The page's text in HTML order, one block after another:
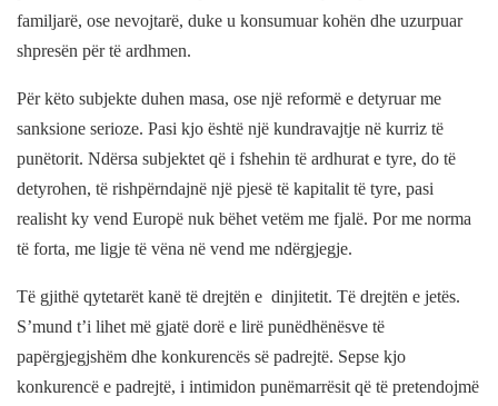
familjarë, ose nevojtarë, duke u konsumuar kohën dhe uzurpuar
shpresën për të ardhmen.
Për këto subjekte duhen masa, ose një reformë e detyruar me
sanksione serioze. Pasi kjo është një kundravajtje në kurriz të
punëtorit. Ndërsa subjektet që i fshehin të ardhurat e tyre, do të
detyrohen, të rishpërndajnë një pjesë të kapitalit të tyre, pasi
realisht ky vend Europë nuk bëhet vetëm me fjalë. Por me norma
të forta, me ligje të vëna në vend me ndërgjegje.
Të gjithë qytetarët kanë të drejtën e dinjitetit. Të drejtën e jetës.
S’mund t’i lihet më gjatë dorë e lirë punëdhënësve të
papërgjegjshëm dhe konkurencës së padrejtë. Sepse kjo
konkurencë e padrejtë, i intimidon punëmarrësit që të pretendojmë